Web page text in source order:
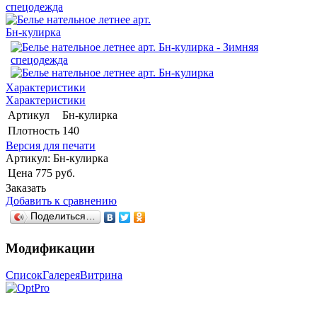
Характеристики
Характеристики
Артикул
Бн-кулирка
Плотность 140
Версия для печати
Артикул: Бн-кулирка
Цена 775 руб.
Заказать
Добавить к сравнению
Поделиться…
Модификации
СписокГалереяВитрина